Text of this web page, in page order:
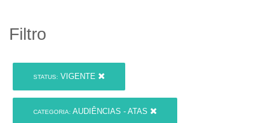
Filtro
STATUS: VIGENTE
CATEGORIA: AUDIÊNCIAS - ATAS